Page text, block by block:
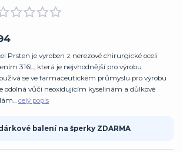
Prsten je vyroben z nerezové chirurgické oceli
316L, která je nejvhodnější pro výrobu
se ve farmaceutickém průmyslu pro výrobu
vůči neoxidujícím kyselinám a důlkové
celý popis
balení na šperky ZDARMA